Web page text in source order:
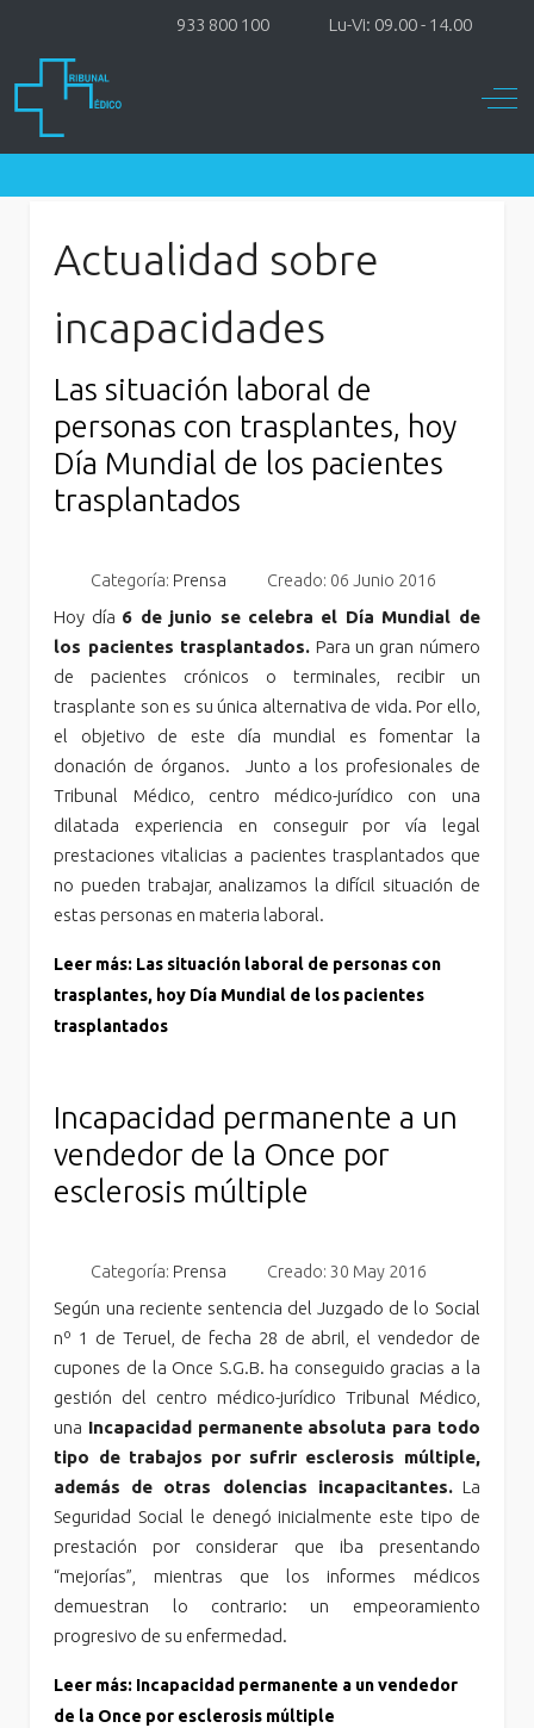
933 800 100 Lu-Vi: 09.00 - 14.00
Off-
Actualidad sobre
incapacidades
Las situación laboral de
personas con trasplantes, hoy
Día Mundial de los pacientes
trasplantados
Categoría: Prensa Creado: 06 Junio 2016
Hoy día 6 de junio se celebra el Día Mundial de
los pacientes trasplantados. Para un gran número
de pacientes crónicos o terminales, recibir un
trasplante son es su única alternativa de vida. Por ello,
el objetivo de este día mundial es fomentar la
donación de órganos. Junto a los profesionales de
Tribunal Médico, centro médico-jurídico con una
dilatada experiencia en conseguir por vía legal
prestaciones vitalicias a pacientes trasplantados que
no pueden trabajar, analizamos la difícil situación de
estas personas en materia laboral.
Leer más: Las situación laboral de personas con
trasplantes, hoy Día Mundial de los pacientes
trasplantados
Incapacidad permanente a un
vendedor de la Once por
esclerosis múltiple
Categoría: Prensa Creado: 30 May 2016
Según una reciente sentencia del Juzgado de lo Social
nº 1 de Teruel, de fecha 28 de abril, el vendedor de
cupones de la Once S.G.B. ha conseguido gracias a la
gestión del centro médico-jurídico Tribunal Médico,
una Incapacidad permanente absoluta para todo
tipo de trabajos por sufrir esclerosis múltiple,
además de otras dolencias incapacitantes.La
Seguridad Social le denegó inicialmente este tipo de
prestación por considerar que iba presentando
“mejorías”, mientras que los informes médicos
demuestran lo contrario: un empeoramiento
progresivo de su enfermedad.
Leer más: Incapacidad permanente a un vendedor
de la Once por esclerosis múltiple